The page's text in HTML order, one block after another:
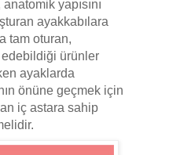
yapısını
ayakkabılara
tam oturan,
edebildiği ürünler
ayaklarda
önüne geçmek için
iç astara sahip